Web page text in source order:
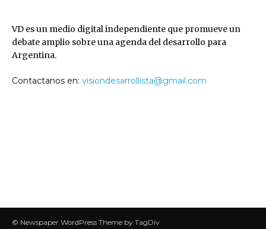
VD es un medio digital independiente que promueve un
debate amplio sobre una agenda del desarrollo para
Argentina.
Contactanos en: visiondesarrollista@gmail.com
© Newspaper WordPress Theme by TagDiv